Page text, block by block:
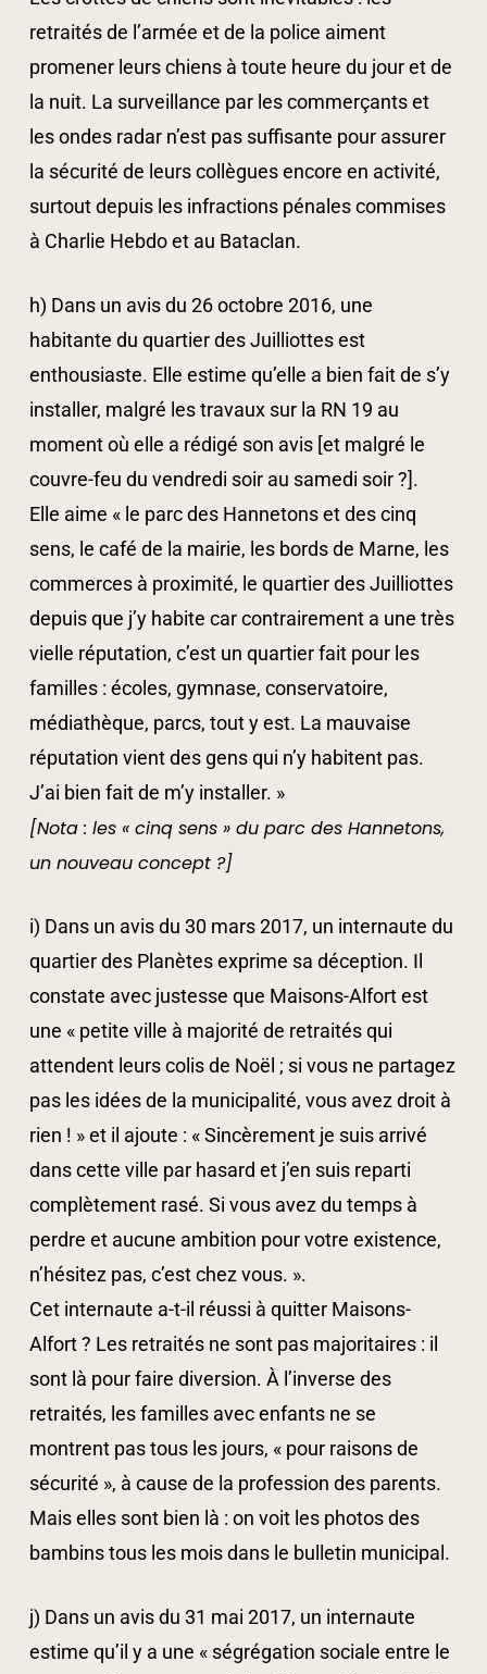
retraités de l’armée et de la police aiment
promener leurs chiens à toute heure du jour et de
la nuit. La surveillance par les commerçants et
les ondes radar n’est pas suffisante pour assurer
la sécurité de leurs collègues encore en activité,
surtout depuis les infractions pénales commises
à Charlie Hebdo et au Bataclan.
h) Dans un avis du 26 octobre 2016, une
habitante du quartier des Juilliottes est
enthousiaste. Elle estime qu’elle a bien fait de s’y
installer, malgré les travaux sur la RN 19 au
moment où elle a rédigé son avis [et malgré le
couvre-feu du vendredi soir au samedi soir ?].
Elle aime « le parc des Hannetons et des cinq
sens, le café de la mairie, les bords de Marne, les
commerces à proximité, le quartier des Juilliottes
depuis que j’y habite car contrairement a une très
vielle réputation, c’est un quartier fait pour les
familles : écoles, gymnase, conservatoire,
médiathèque, parcs, tout y est. La mauvaise
réputation vient des gens qui n’y habitent pas.
J’ai bien fait de m’y installer. »
[Nota : les « cinq sens » du parc des Hannetons,
un nouveau concept ?]
i) Dans un avis du 30 mars 2017, un internaute du
quartier des Planètes exprime sa déception. Il
constate avec justesse que Maisons-Alfort est
une « petite ville à majorité de retraités qui
attendent leurs colis de Noël ; si vous ne partagez
pas les idées de la municipalité, vous avez droit à
rien ! » et il ajoute : « Sincèrement je suis arrivé
dans cette ville par hasard et j’en suis reparti
complètement rasé. Si vous avez du temps à
perdre et aucune ambition pour votre existence,
n’hésitez pas, c’est chez vous. ».
Cet internaute a-t-il réussi à quitter Maisons-
Alfort ? Les retraités ne sont pas majoritaires : il
sont là pour faire diversion. À l’inverse des
retraités, les familles avec enfants ne se
montrent pas tous les jours, « pour raisons de
sécurité », à cause de la profession des parents.
Mais elles sont bien là : on voit les photos des
bambins tous les mois dans le bulletin municipal.
j) Dans un avis du 31 mai 2017, un internaute
estime qu’il y a une « ségrégation sociale entre le